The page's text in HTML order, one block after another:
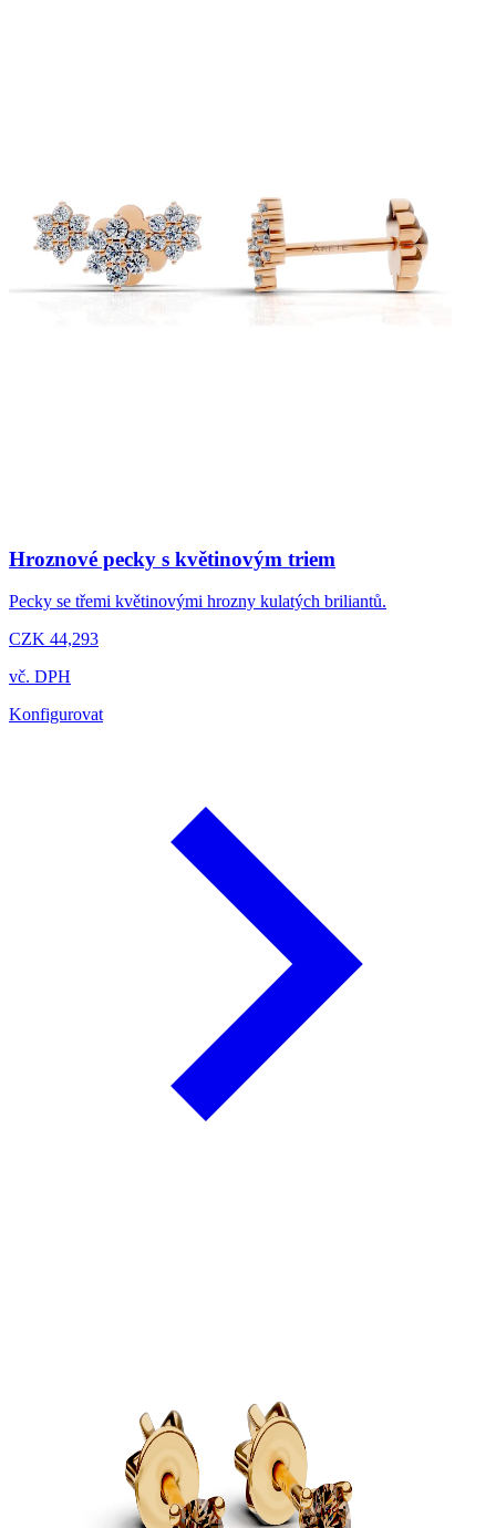
Hroznové pecky s květinovým triem
Pecky se třemi květinovými hrozny kulatých briliantů.
CZK 44,293
vč. DPH
Konfigurovat